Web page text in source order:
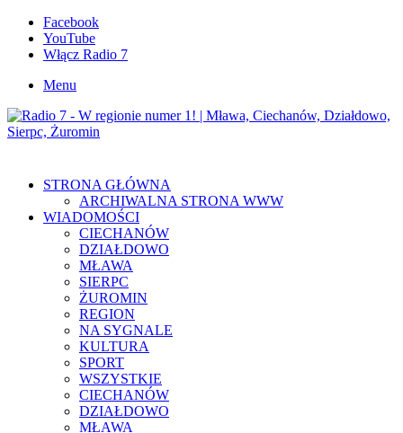
Facebook
YouTube
Włącz Radio 7
Menu
STRONA GŁÓWNA
ARCHIWALNA STRONA WWW
WIADOMOŚCI
CIECHANÓW
DZIAŁDOWO
MŁAWA
SIERPC
ŻUROMIN
REGION
NA SYGNALE
KULTURA
SPORT
WSZYSTKIE
CIECHANÓW
DZIAŁDOWO
MŁAWA